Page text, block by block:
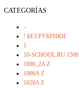
CATEGORÍAS
–
! БЕЗ РУБРИКИ
1
10-SCHOOL.RU 1500
1000_2A Z
1000A Z
1020A Z